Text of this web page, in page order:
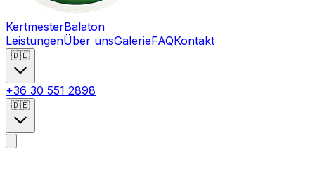
KertmesterBalaton
LeistungenÜber unsGalerieFAQKontakt
🇩🇪
+36 30 551 2898
🇩🇪